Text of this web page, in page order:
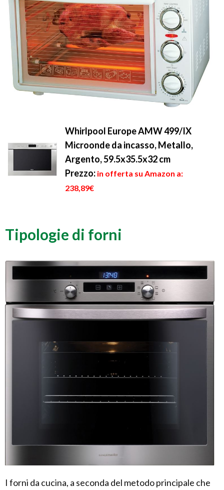
Whirlpool Europe AMW 499/IX
Microonde da incasso, Metallo,
Argento, 59.5x35.5x32 cm
Prezzo: in offerta su Amazon a:
238,89€
Tipologie di forni
I forni da cucina, a seconda del metodo principale che